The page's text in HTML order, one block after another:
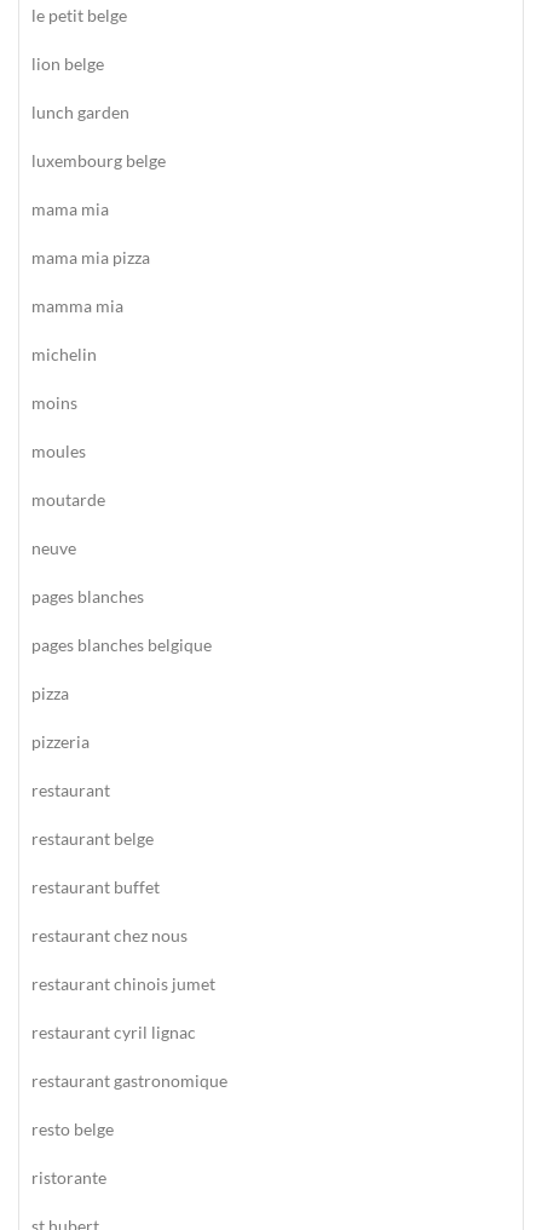
le petit belge
lion belge
lunch garden
luxembourg belge
mama mia
mama mia pizza
mamma mia
michelin
moins
moules
moutarde
neuve
pages blanches
pages blanches belgique
pizza
pizzeria
restaurant
restaurant belge
restaurant buffet
restaurant chez nous
restaurant chinois jumet
restaurant cyril lignac
restaurant gastronomique
resto belge
ristorante
st hubert